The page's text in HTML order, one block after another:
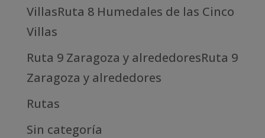
VillasRuta 8 Humedales de las Cinco
Villas
Ruta 9 Zaragoza y alrededoresRuta 9
Zaragoza y alrededores
Rutas
Sin categoría